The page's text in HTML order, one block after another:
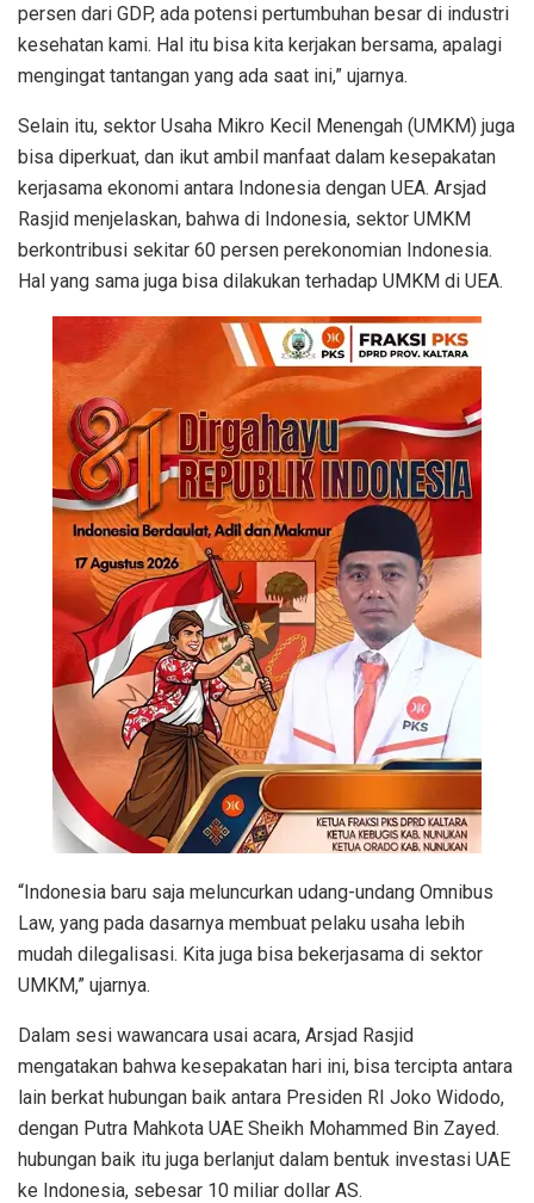
persen dari GDP, ada potensi pertumbuhan besar di industri
kesehatan kami. Hal itu bisa kita kerjakan bersama, apalagi
mengingat tantangan yang ada saat ini,” ujarnya.
Selain itu, sektor Usaha Mikro Kecil Menengah (UMKM) juga
bisa diperkuat, dan ikut ambil manfaat dalam kesepakatan
kerjasama ekonomi antara Indonesia dengan UEA. Arsjad
Rasjid menjelaskan, bahwa di Indonesia, sektor UMKM
berkontribusi sekitar 60 persen perekonomian Indonesia.
Hal yang sama juga bisa dilakukan terhadap UMKM di UEA.
“Indonesia baru saja meluncurkan udang-undang Omnibus
Law, yang pada dasarnya membuat pelaku usaha lebih
mudah dilegalisasi. Kita juga bisa bekerjasama di sektor
UMKM,” ujarnya.
Dalam sesi wawancara usai acara, Arsjad Rasjid
mengatakan bahwa kesepakatan hari ini, bisa tercipta antara
lain berkat hubungan baik antara Presiden RI Joko Widodo,
dengan Putra Mahkota UAE Sheikh Mohammed Bin Zayed.
hubungan baik itu juga berlanjut dalam bentuk investasi UAE
ke Indonesia, sebesar 10 miliar dollar AS.